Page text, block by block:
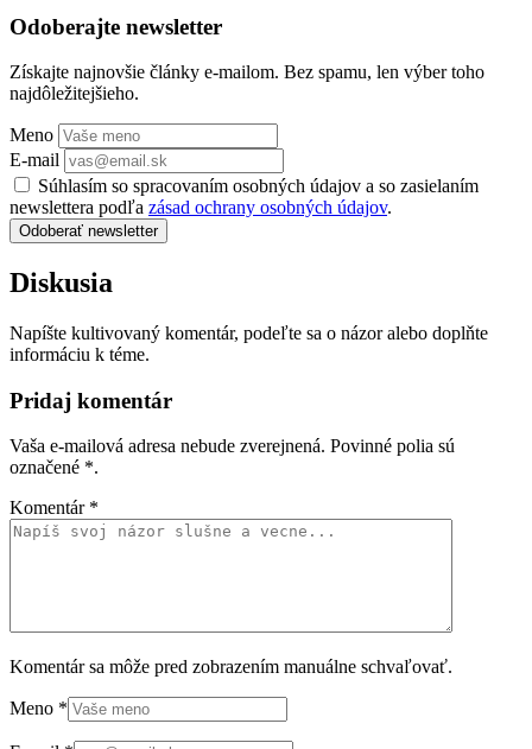
Odoberajte newsletter
Získajte najnovšie články e-mailom. Bez spamu, len výber toho
najdôležitejšieho.
Meno
E-mail
Súhlasím so spracovaním osobných údajov a so zasielaním
newslettera podľa zásad ochrany osobných údajov.
Odoberať newsletter
Diskusia
Napíšte kultivovaný komentár, podeľte sa o názor alebo doplňte
informáciu k téme.
Pridaj komentár
Vaša e-mailová adresa nebude zverejnená. Povinné polia sú
označené *.
Komentár *
Komentár sa môže pred zobrazením manuálne schvaľovať.
Meno *